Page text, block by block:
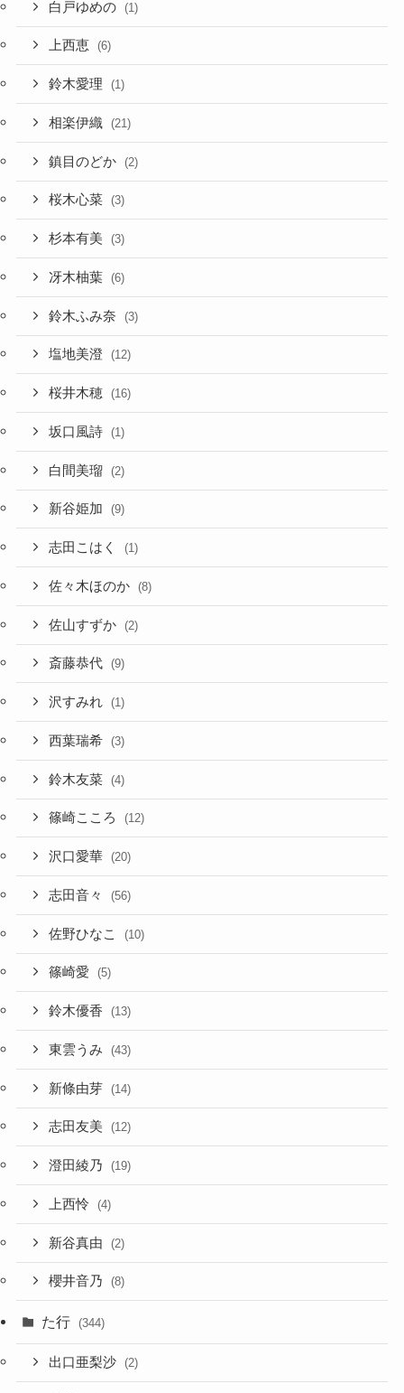
白戸ゆめの (1)
上西恵 (6)
鈴木愛理 (1)
相楽伊織 (21)
鎮目のどか (2)
桜木心菜 (3)
杉本有美 (3)
冴木柚葉 (6)
鈴木ふみ奈 (3)
塩地美澄 (12)
桜井木穂 (16)
坂口風詩 (1)
白間美瑠 (2)
新谷姫加 (9)
志田こはく (1)
佐々木ほのか (8)
佐山すずか (2)
斎藤恭代 (9)
沢すみれ (1)
西葉瑞希 (3)
鈴木友菜 (4)
篠崎こころ (12)
沢口愛華 (20)
志田音々 (56)
佐野ひなこ (10)
篠崎愛 (5)
鈴木優香 (13)
東雲うみ (43)
新條由芽 (14)
志田友美 (12)
澄田綾乃 (19)
上西怜 (4)
新谷真由 (2)
櫻井音乃 (8)
た行 (344)
出口亜梨沙 (2)